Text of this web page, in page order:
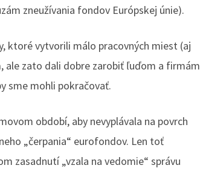
zneužívania fondov Európskej únie).
ktoré vytvorili málo pracovných miest (aj
ale zato dali dobre zarobiť ľuďom a firmám
sme mohli pokračovať.
období, aby nevyplávala na povrch
„čerpania“ eurofondov. Len toť
zasadnutí „vzala na vedomie“ správu